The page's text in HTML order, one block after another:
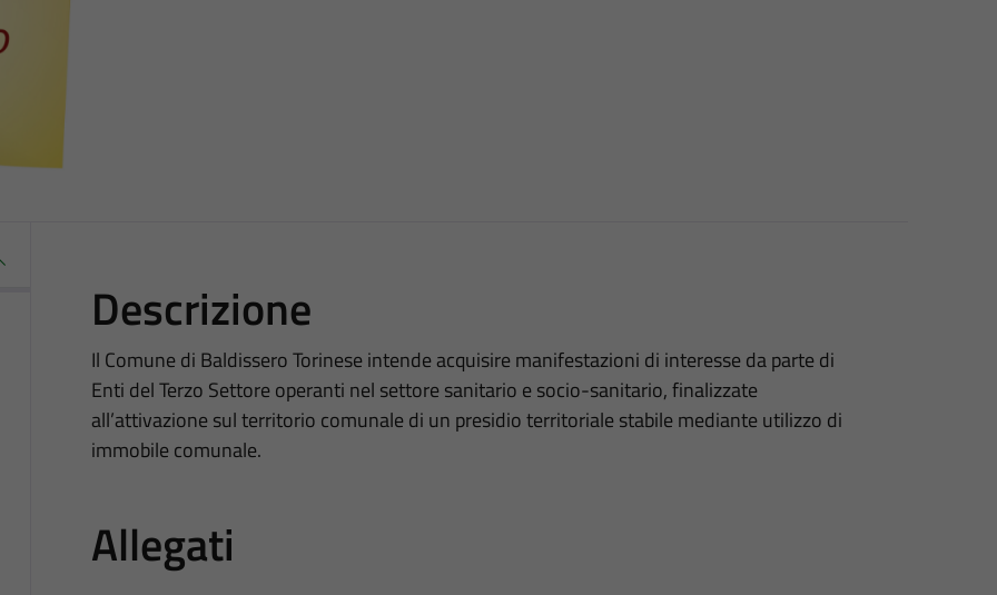
Descrizione
Il Comune di Baldissero Torinese intende acquisire manifestazioni di interesse da parte di
Enti del Terzo Settore operanti nel settore sanitario e socio-sanitario, finalizzate
all’attivazione sul territorio comunale di un presidio territoriale stabile mediante utilizzo di
immobile comunale.
Allegati